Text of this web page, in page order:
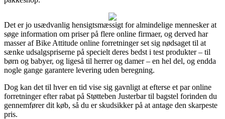
Det er jo usædvanlig hensigtsmæssigt for almindelige mennesker at
søge information om priser på flere online firmaer, og derved har
masser af Bike Attitude online forretninger set sig nødsaget til at
sænke udsalgspriserne på specielt deres bedst i test produkter – til
børn og babyer, og ligeså til herrer og damer – en hel del, og endda
nogle gange garantere levering uden beregning.
Dog kan det til hver en tid vise sig gavnligt at efterse et par online
forretninger efter rabat på Støtteben Justerbar til bagstel forinden du
gennemfører dit køb, så du er skudsikker på at antage den skarpeste
pris.